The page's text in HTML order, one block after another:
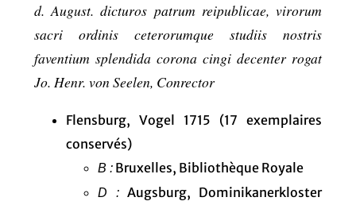
d. August. dicturos patrum reipublicae, virorum
sacri ordinis ceterorumque studiis nostris
faventium splendida corona cingi decenter rogat
Jo. Henr. von Seelen, Conrector
Flensburg, Vogel 1715 (17 exemplaires
conservés)
B :Bruxelles, Bibliothèque Royale
D :Augsburg, Dominikanerkloster